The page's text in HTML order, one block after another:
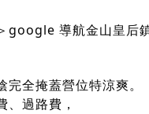
google 導航金山皇后
全掩蓋營位特涼爽。
、過路費，